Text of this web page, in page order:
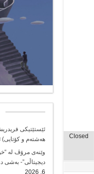
Closed
ئێستێتیکی
هەشتەم و کۆتایی)
وێنەی مرۆڤ لە
دیجیتاڵی”- بەشی
6, 2026